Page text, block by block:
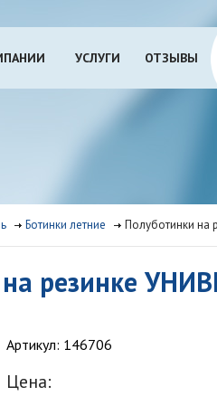
УСЛУГИ ОТЗЫВЫ
Ботинки летние Полуботинки на
резинке
Артикул: 146706
Цена: